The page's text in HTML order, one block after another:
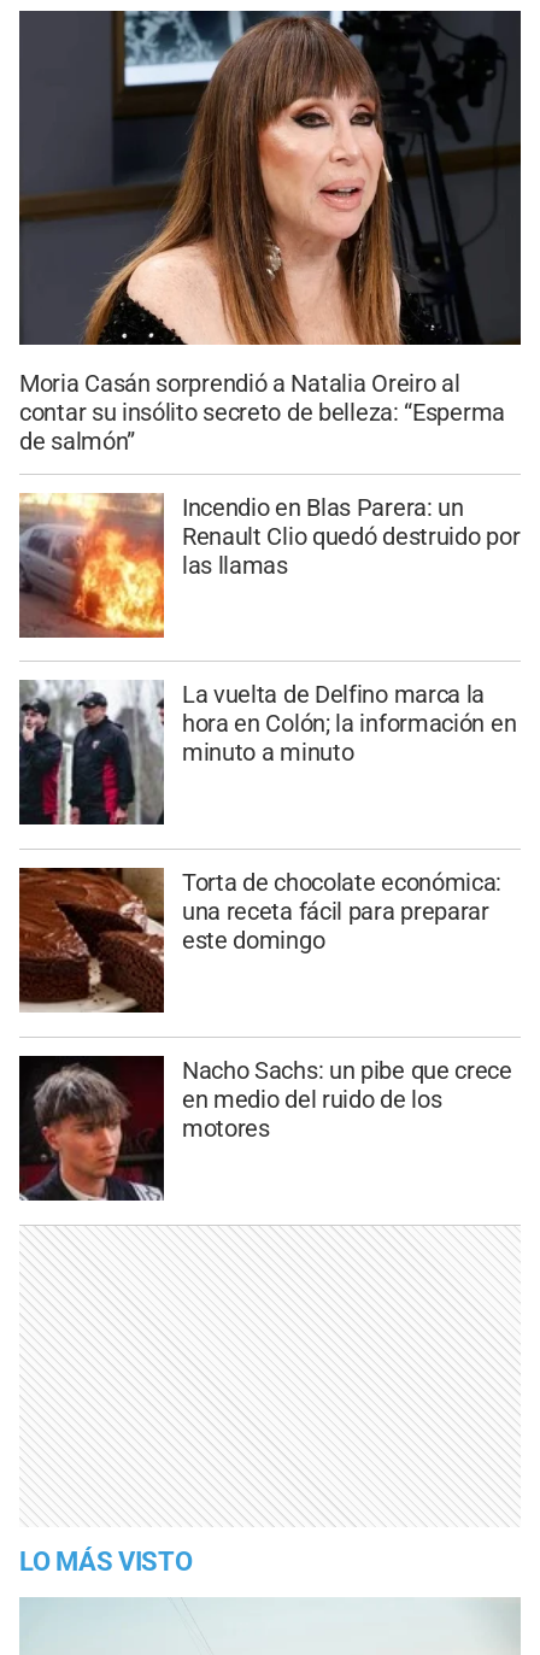
Moria Casán sorprendió a Natalia Oreiro al
contar su insólito secreto de belleza: “Esperma
de salmón”
Incendio en Blas Parera: un
Renault Clio quedó destruido por
las llamas
La vuelta de Delfino marca la
hora en Colón; la información en
minuto a minuto
Torta de chocolate económica:
una receta fácil para preparar
este domingo
Nacho Sachs: un pibe que crece
en medio del ruido de los
motores
LO MÁS VISTO